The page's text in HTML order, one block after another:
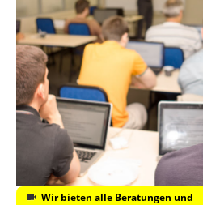
Wir bieten alle Beratungen und